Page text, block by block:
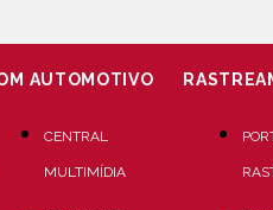
AUTOMOTIVO
CENTRAL
MULTIMÍDIA